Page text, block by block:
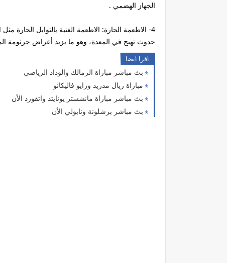
الجهاز الهضمي .
4- الاطعمة الحارة: الاطعمة الغنية بالتوابل الحارة
حدوث تهيج في المعدة، وهو ما يزيد أعراض جرثومة
اقرا ايضا
بث مباشر مباراة الزمالك والوداد الرياضي
مباراة ريال مدريد ورايو فاليكانو
بث مباشر مباراة مانشستر يونايتد واتفورد الأن
بث مباشر برشلونة ونابولي الأن